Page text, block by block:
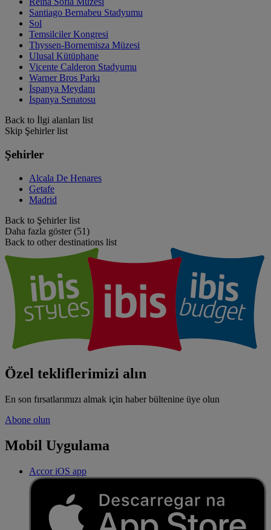
Santiago Bernabeu Stadyumu
Sol
Temsilciler Kongresi
Thyssen-Bornemisza Müzesi
Ulusal Kütüphane
Vicente Calderon Stadyumu
Warner Bros Parkı
İspanya Meydanı
İspanya Senatosu
Back to İlgi alanları list
Skip Şehirler list
Şehirler
Alcala De Henares
Getafe
Madrid
Back to Şehirler list
Daha fazla göster (51)
Back to other destinations list
Özel tekliflerimizi alın
En son fırsatlarımızı almak için haber bültenine üye olun
Abone olun
Mobil Uygulama
Accor iOS app